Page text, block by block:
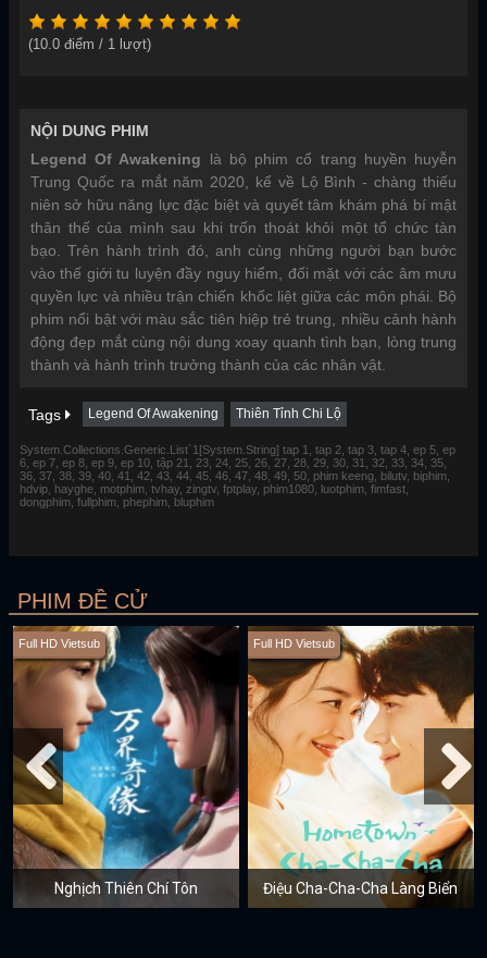
(10.0 điểm / 1 lượt)
NỘI DUNG PHIM
Legend Of Awakening là bộ phim cổ trang huyền huyễn
Trung Quốc ra mắt năm 2020, kể về Lộ Bình - chàng thiếu
niên sở hữu năng lực đặc biệt và quyết tâm khám phá bí mật
thân thế của mình sau khi trốn thoát khỏi một tổ chức tàn
bạo. Trên hành trình đó, anh cùng những người bạn bước
vào thế giới tu luyện đầy nguy hiểm, đối mặt với các âm mưu
quyền lực và nhiều trận chiến khốc liệt giữa các môn phái. Bộ
phim nổi bật với màu sắc tiên hiệp trẻ trung, nhiều cảnh hành
động đẹp mắt cùng nội dung xoay quanh tình bạn, lòng trung
thành và hành trình trưởng thành của các nhân vật.
Tags Legend Of Awakening Thiên Tỉnh Chi Lộ
System.Collections.Generic.List`1[System.String] tap 1, tap 2, tap 3, tap 4, ep 5, ep
6, ep 7, ep 8, ep 9, ep 10, tập 21, 23, 24, 25, 26, 27, 28, 29, 30, 31, 32, 33, 34, 35,
36, 37, 38, 39, 40, 41, 42, 43, 44, 45, 46, 47, 48, 49, 50, phim keeng, bilutv, biphim,
hdvip, hayghe, motphim, tvhay, zingtv, fptplay, phim1080, luotphim, fimfast,
dongphim, fullphim, phephim, bluphim
PHIM ĐỀ CỬ
Full HD Vietsub
Nghịch Thiên Chí Tôn
Full HD Vietsub
Điệu Cha-Cha-Cha Làng Biển